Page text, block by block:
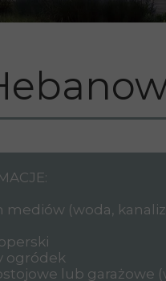
mediów (woda,
ogródek
lub garażowe